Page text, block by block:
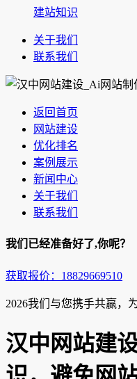
建站知识
关于我们
联系我们
返回首页
网站建设
优化排名
案例展示
新闻中心
关于我们
联系我们
我们已经准备好了,你呢？
获取报价：18829669510
2026我们与您携手共赢，
汉中网站建